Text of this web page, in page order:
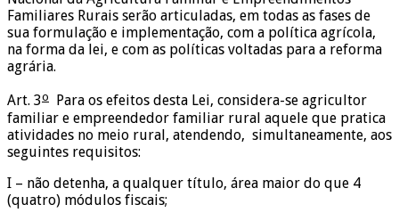
Familiares Rurais serão articuladas, em todas as fases de
sua formulação e implementação, com a política agrícola,
na forma da lei, e com as políticas voltadas para a reforma
agrária.
Art. 3o
Para os efeitos desta Lei, considera-se agricultor
familiar e empreendedor familiar rural aquele que pratica
atividades no meio rural, atendendo, simultaneamente, aos
seguintes requisitos:
I – não detenha, a qualquer título, área maior do que 4
(quatro) módulos fiscais;